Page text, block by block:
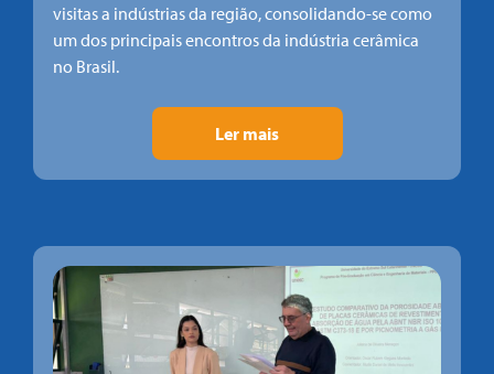
visitas a indústrias da região, consolidando-se como
um dos principais encontros da indústria cerâmica
no Brasil.
Ler mais